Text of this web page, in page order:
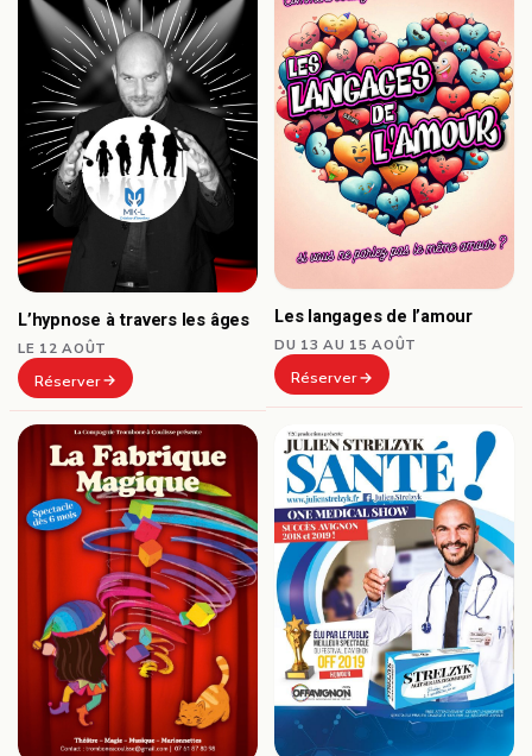
L’hypnose à travers les âges
LE 12 AOÛT
Réserver
Les langages de l’amour
DU 13 AU 15 AOÛT
Réserver